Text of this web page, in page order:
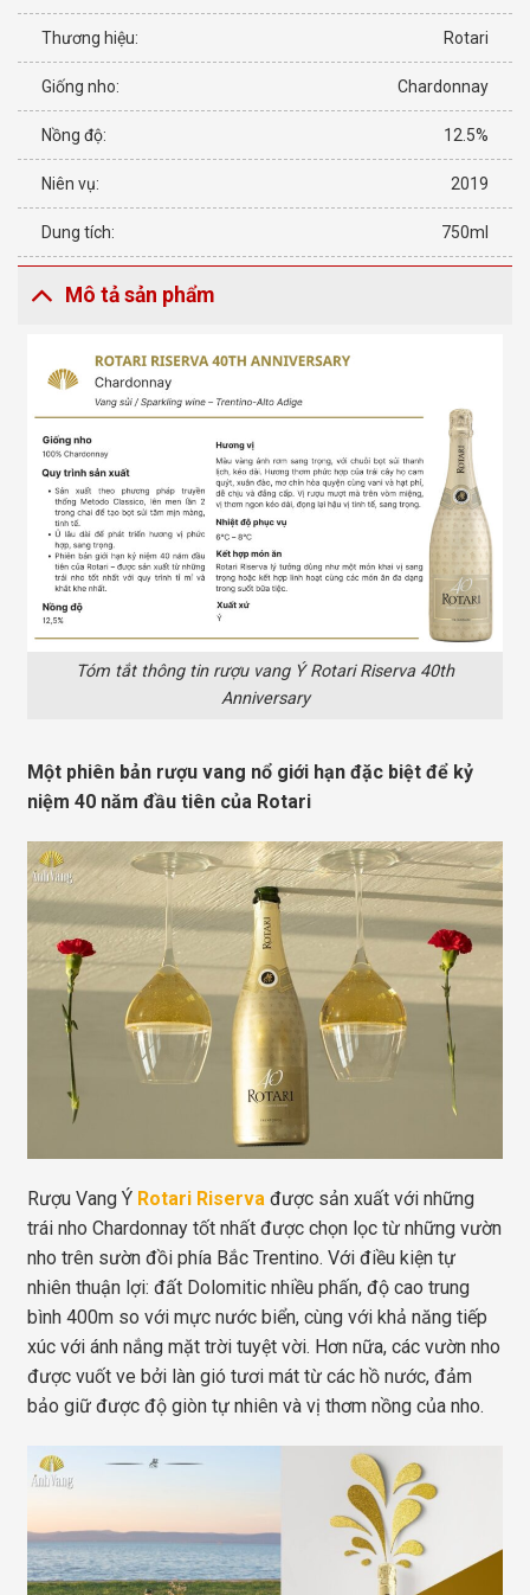
Thương hiệu: Rotari
Giống nho: Chardonnay
Nồng độ: 12.5%
Niên vụ: 2019
Dung tích: 750ml
Mô tả sản phẩm
Tóm tắt thông tin rượu vang Ý Rotari Riserva 40th
Anniversary
Một phiên bản rượu vang nổ giới hạn đặc biệt để kỷ
niệm 40 năm đầu tiên của Rotari
Rượu Vang Ý Rotari Riserva được sản xuất với những
trái nho Chardonnay tốt nhất được chọn lọc từ những vườn
nho trên sườn đồi phía Bắc Trentino. Với điều kiện tự
nhiên thuận lợi: đất Dolomitic nhiều phấn, độ cao trung
bình 400m so với mực nước biển, cùng với khả năng tiếp
xúc với ánh nắng mặt trời tuyệt vời. Hơn nữa, các vườn nho
được vuốt ve bởi làn gió tươi mát từ các hồ nước, đảm
bảo giữ được độ giòn tự nhiên và vị thơm nồng của nho.